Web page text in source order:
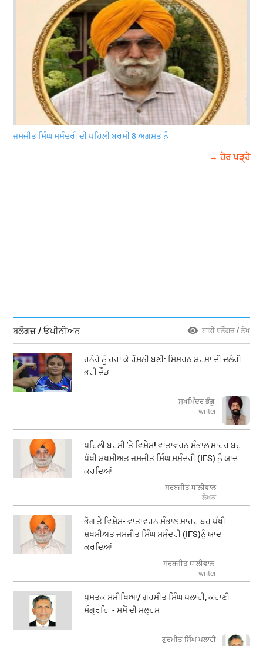
ਜਸਜੀਤ ਸਿੰਘ ਸਮੁੰਦਰੀ ਦੀ ਪਹਿਲੀ ਬਰਸੀ 8 ਅਗਸਤ ਨੂੰ
→ ਹੋਰ ਪੜ੍ਹੋ
ਬਲੌਗਜ਼ / ਓਪੀਨੀਅਨ ਬਾਕੀ ਬਲੌਗਜ਼ / ਲੇਖ
ਹਨੇਰੇ ਨੂੰ ਹਰਾ ਕੇ ਰੌਸ਼ਨੀ ਬਣੀ: ਸਿਮਰਨ ਸ਼ਰਮਾ ਦੀ ਦਲੇਰੀ
ਭਰੀ ਦੌੜ
ਸੁਖਮਿੰਦਰ ਭੰਗੂ
writer
ਪਹਿਲੀ ਬਰਸੀ 'ਤੇ ਵਿਸ਼ੇਸ਼! ਵਾਤਾਵਰਨ ਸੰਭਾਲ ਮਾਹਰ ਬਹੁ
ਪੱਖੀ ਸ਼ਖਸੀਅਤ ਜਸਜੀਤ ਸਿੰਘ ਸਮੁੰਦਰੀ (IFS) ਨੂੰ ਯਾਦ
ਕਰਦਿਆਂ
ਸਰਬਜੀਤ ਧਾਲੀਵਾਲ
ਲੇਖਕ
ਭੋਗ ਤੇ ਵਿਸ਼ੇਸ਼- ਵਾਤਾਵਰਨ ਸੰਭਾਲ ਮਾਹਰ ਬਹੁ ਪੱਖੀ
ਸ਼ਖਸੀਅਤ ਜਸਜੀਤ ਸਿੰਘ ਸਮੁੰਦਰੀ (IFS)ਨੂੰ ਯਾਦ
ਕਰਦਿਆਂ
ਸਰਬਜੀਤ ਧਾਲੀਵਾਲ
writer
ਪੁਸਤਕ ਸਮੀਖਿਆ/ ਗੁਰਮੀਤ ਸਿੰਘ ਪਲਾਹੀ, ਕਹਾਣੀ
ਸੰਗ੍ਰਹਿ - ਸਮੇਂ ਦੀ ਮਲ੍ਹਮ
ਗੁਰਮੀਤ ਸਿੰਘ ਪਲਾਹੀ